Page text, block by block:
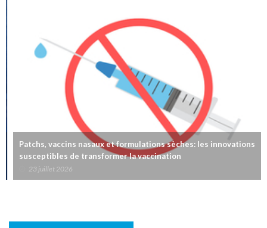
Patchs, vaccins nasaux et formulations sèches: les innovations
susceptibles de transformer la vaccination
23 juillet 2026